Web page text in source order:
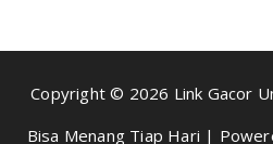
Copyright © 2026 Link Gacor
Bisa Menang Tiap Hari |